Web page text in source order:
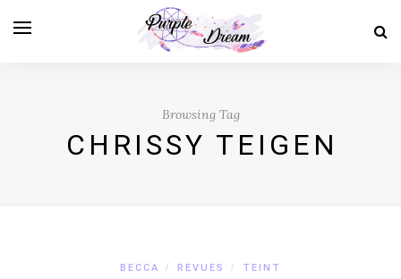
Browsing Tag
CHRISSY TEIGEN
BECCA / REVUES / TEINT